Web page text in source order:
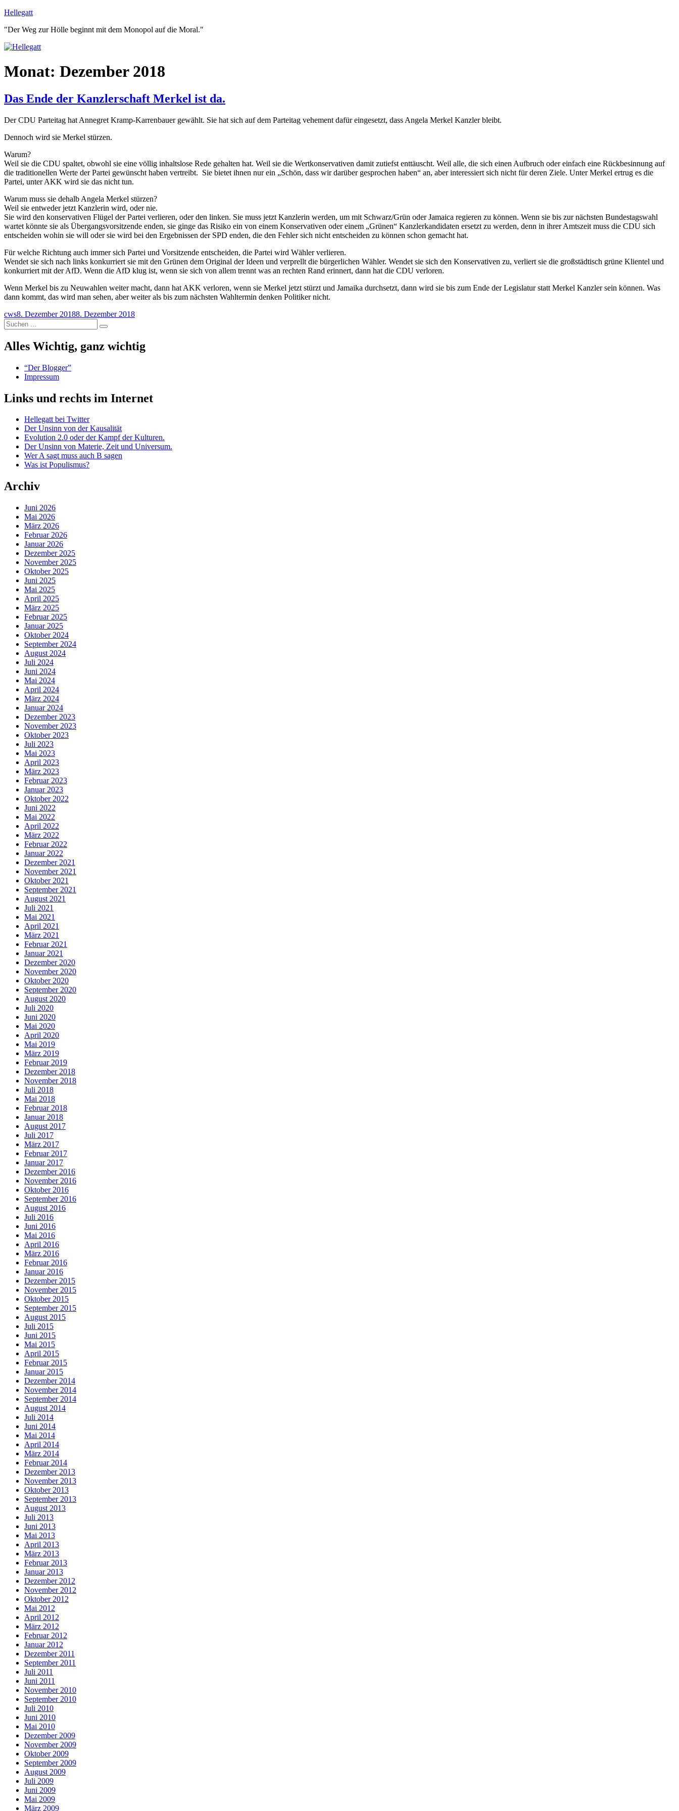
Zum
springen
Hellegatt
"Der Weg zur Hölle beginnt mit dem Monopol auf die Moral."
Monat: Dezember 2018
Das Ende der Kanzlerschaft Merkel ist da.
Der CDU Parteitag hat Annegret Kramp-Karrenbauer gewählt. Sie hat sich auf dem Parteitag vehement dafür eingesetzt, dass Angela Merkel Kanzler bleibt.
Dennoch wird sie Merkel stürzen.
Warum?
Weil sie die CDU spaltet, obwohl sie eine völlig inhaltslose Rede gehalten hat. Weil sie die Wertkonservativen damit zutiefst enttäuscht. Weil alle, die sich einen Aufbruch oder einfach eine Rückbesinnung auf
die traditionellen Werte der Partei gewünscht haben vertreibt. Sie bietet ihnen nur ein „Schön, dass wir darüber gesprochen haben“ an, aber interessiert sich nicht für deren Ziele. Unter Merkel ertrug es die
Partei, unter AKK wird sie das nicht tun.
Warum muss sie dehalb Angela Merkel stürzen?
Weil sie entweder jetzt Kanzlerin wird, oder nie.
Sie wird den konservativen Flügel der Partei verlieren, oder den linken. Sie muss jetzt Kanzlerin werden, um mit Schwarz/Grün oder Jamaica regieren zu können. Wenn sie bis zur nächsten Bundestagswahl
wartet könnte sie als Übergangsvorsitzende enden, sie ginge das Risiko ein von einem Konservativen oder einem „Grünen“ Kanzlerkandidaten ersetzt zu werden, denn in ihrer Amtszeit muss die CDU sich
entscheiden wohin sie will oder sie wird bei den Ergebnissen der SPD enden, die den Fehler sich nicht entscheiden zu können schon gemacht hat.
Für welche Richtung auch immer sich Partei und Vorsitzende entscheiden, die Partei wird Wähler verlieren.
Wendet sie sich nach links konkurriert sie mit den Grünen dem Original der Ideen und verprellt die bürgerlichen Wähler. Wendet sie sich den Konservativen zu, verliert sie die großstädtisch grüne Klientel und
konkurriert mit der AfD. Wenn die AfD klug ist, wenn sie sich von allem trennt was an rechten Rand erinnert, dann hat die CDU verloren.
Wenn Merkel bis zu Neuwahlen weiter macht, dann hat AKK verloren, wenn sie Merkel jetzt stürzt und Jamaika durchsetzt, dann wird sie bis zum Ende der Legislatur statt Merkel Kanzler sein können. Was
dann kommt, das wird man sehen, aber weiter als bis zum nächsten Wahltermin denken Politiker nicht.
Autor
cwsVeröffentlicht
am
8. Dezember 20188. Dezember 2018
Suchen
nach:
Suchen
Alles Wichtig, ganz wichtig
“Der Blogger”
Impressum
Links und rechts im Internet
Hellegatt bei Twitter
Der Unsinn von der Kausalität
Evolution 2.0 oder der Kampf der Kulturen.
Der Unsinn von Materie, Zeit und Universum.
Wer A sagt muss auch B sagen
Was ist Populismus?
Archiv
Juni 2026
Mai 2026
März 2026
Februar 2026
Januar 2026
Dezember 2025
November 2025
Oktober 2025
Juni 2025
Mai 2025
April 2025
März 2025
Februar 2025
Januar 2025
Oktober 2024
September 2024
August 2024
Juli 2024
Juni 2024
Mai 2024
April 2024
März 2024
Januar 2024
Dezember 2023
November 2023
Oktober 2023
Juli 2023
Mai 2023
April 2023
März 2023
Februar 2023
Januar 2023
Oktober 2022
Juni 2022
Mai 2022
April 2022
März 2022
Februar 2022
Januar 2022
Dezember 2021
November 2021
Oktober 2021
September 2021
August 2021
Juli 2021
Mai 2021
April 2021
März 2021
Februar 2021
Januar 2021
Dezember 2020
November 2020
Oktober 2020
September 2020
August 2020
Juli 2020
Juni 2020
Mai 2020
April 2020
Mai 2019
März 2019
Februar 2019
Dezember 2018
November 2018
Juli 2018
Mai 2018
Februar 2018
Januar 2018
August 2017
Juli 2017
März 2017
Februar 2017
Januar 2017
Dezember 2016
November 2016
Oktober 2016
September 2016
August 2016
Juli 2016
Juni 2016
Mai 2016
April 2016
März 2016
Februar 2016
Januar 2016
Dezember 2015
November 2015
Oktober 2015
September 2015
August 2015
Juli 2015
Juni 2015
Mai 2015
April 2015
Februar 2015
Januar 2015
Dezember 2014
November 2014
September 2014
August 2014
Juli 2014
Juni 2014
Mai 2014
April 2014
März 2014
Februar 2014
Dezember 2013
November 2013
Oktober 2013
September 2013
August 2013
Juli 2013
Juni 2013
Mai 2013
April 2013
März 2013
Februar 2013
Januar 2013
Dezember 2012
November 2012
Oktober 2012
Mai 2012
April 2012
März 2012
Februar 2012
Januar 2012
Dezember 2011
September 2011
Juli 2011
Juni 2011
November 2010
September 2010
Juli 2010
Juni 2010
Mai 2010
Dezember 2009
November 2009
Oktober 2009
September 2009
August 2009
Juli 2009
Juni 2009
Mai 2009
März 2009